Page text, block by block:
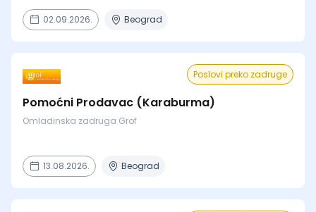
02.09.2026. Beograd
Poslovi preko zadruge
Pomoćni Prodavac (Karaburma)
Omladinska zadruga Grof
13.08.2026. Beograd